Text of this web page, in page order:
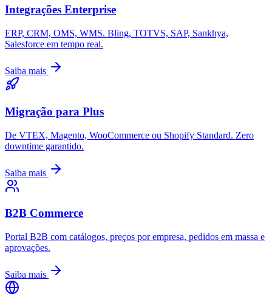
Integrações Enterprise
ERP, CRM, OMS, WMS. Bling, TOTVS, SAP, Sankhya,
Salesforce em tempo real.
Saiba mais
Migração para Plus
De VTEX, Magento, WooCommerce ou Shopify Standard. Zero
downtime garantido.
Saiba mais
B2B Commerce
Portal B2B com catálogos, preços por empresa, pedidos em massa e
aprovações.
Saiba mais